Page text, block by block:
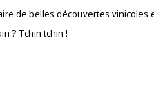
de belles découvertes vinicoles
? Tchin tchin !